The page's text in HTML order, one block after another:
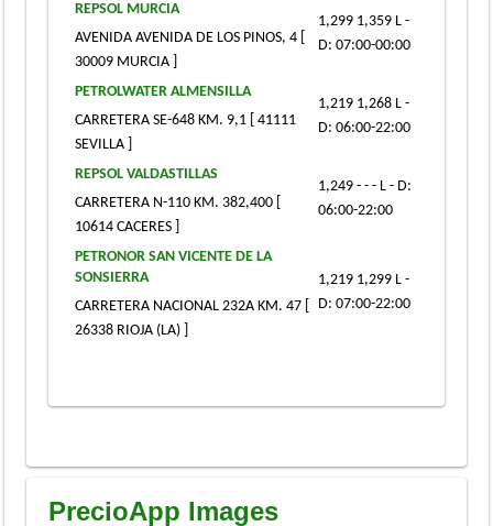
REPSOL MURCIA
AVENIDA AVENIDA DE LOS PINOS, 4 [
30009 MURCIA ]
1,299 1,359 L -
D: 07:00-00:00
PETROLWATER ALMENSILLA
CARRETERA SE-648 KM. 9,1 [ 41111
SEVILLA ]
1,219 1,268 L -
D: 06:00-22:00
REPSOL VALDASTILLAS
CARRETERA N-110 KM. 382,400 [
10614 CACERES ]
1,249 - - - L - D:
06:00-22:00
PETRONOR SAN VICENTE DE LA
SONSIERRA
CARRETERA NACIONAL 232A KM. 47 [
26338 RIOJA (LA) ]
1,219 1,299 L -
D: 07:00-22:00
PrecioApp Images